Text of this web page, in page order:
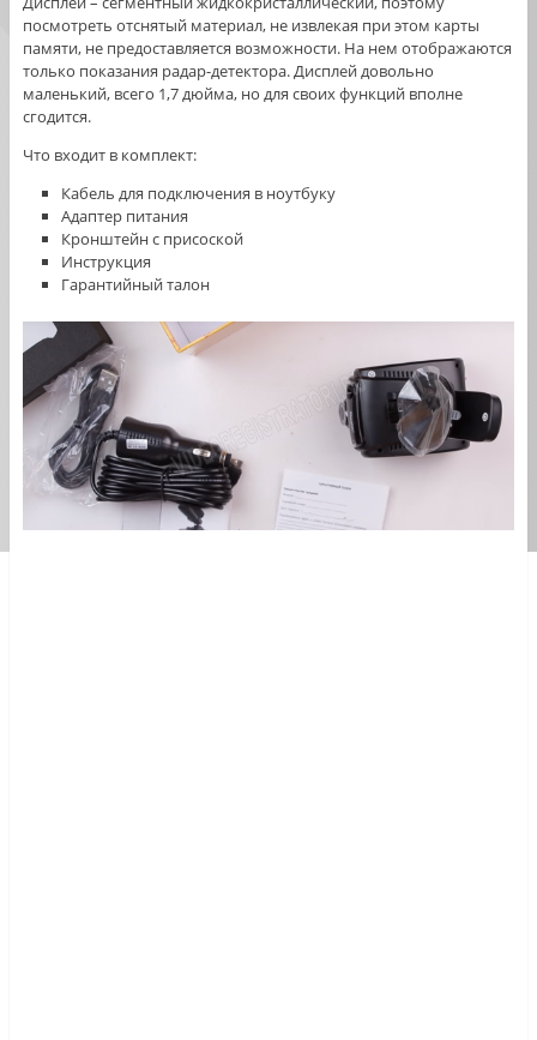
посмотреть отснятый материал, не извлекая при этом карты
памяти, не предоставляется возможности. На нем отображаются
только показания радар-детектора. Дисплей довольно
маленький, всего 1,7 дюйма, но для своих функций вполне
сгодится.
Что входит в комплект:
Кабель для подключения в ноутбуку
Адаптер питания
Кронштейн с присоской
Инструкция
Гарантийный талон